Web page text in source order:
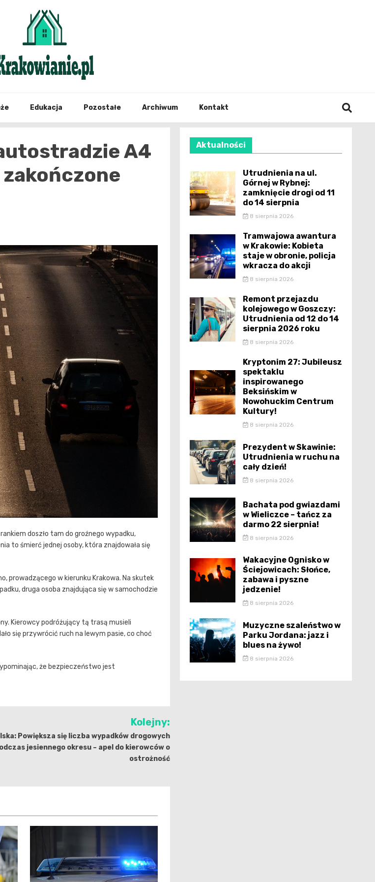
Edukacja Pozostałe Archiwum Kontakt
A4
doszło tam do groźnego wypadku,
to śmierć jednej osoby, która znajdowała się
prowadzącego w kierunku Krakowa. Na skutek
druga osoba znajdująca się w samochodzie
Kierowcy podróżujący tą trasą musieli
się przywrócić ruch na lewym pasie, co choć
że bezpieczeństwo jest
Kolejny:
Powiększa się liczba wypadków drogowych
jesiennego okresu – apel do kierowców o
ostrożność
Aktualności
Utrudnienia na ul.
Górnej w Rybnej:
zamknięcie drogi od 11
do 14 sierpnia
8 sierpnia 2026
Tramwajowa awantura
w Krakowie: Kobieta
staje w obronie, policja
wkracza do akcji
8 sierpnia 2026
Remont przejazdu
kolejowego w Goszczy:
Utrudnienia od 12 do 14
sierpnia 2026 roku
8 sierpnia 2026
Kryptonim 27: Jubileusz
spektaklu
inspirowanego
Beksińskim w
Nowohuckim Centrum
Kultury!
8 sierpnia 2026
Prezydent w Skawinie:
Utrudnienia w ruchu na
cały dzień!
8 sierpnia 2026
Bachata pod gwiazdami
w Wieliczce – tańcz za
darmo 22 sierpnia!
8 sierpnia 2026
Wakacyjne Ognisko w
Ściejowicach: Słońce,
zabawa i pyszne
jedzenie!
8 sierpnia 2026
Muzyczne szaleństwo w
Parku Jordana: jazz i
blues na żywo!
8 sierpnia 2026